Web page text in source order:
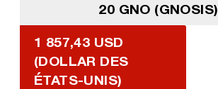
20 GNO (GNOSIS)
1 857,43 USD
(DOLLAR DES
ÉTATS-UNIS)